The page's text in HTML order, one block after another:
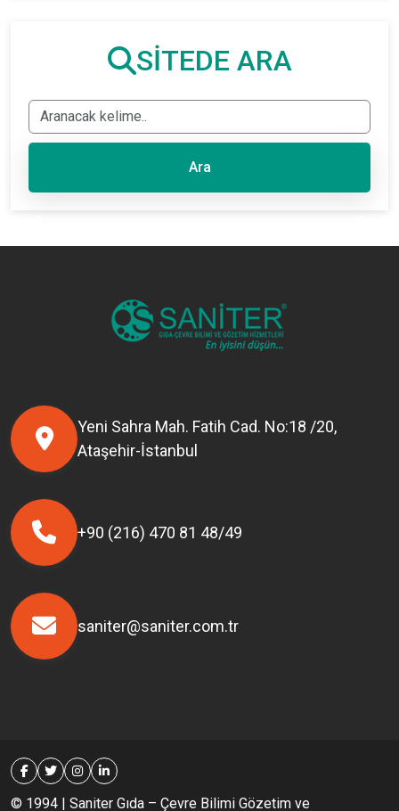
SİTEDE ARA
Ara
Yeni Sahra Mah. Fatih Cad. No:18 /20,
Ataşehir-İstanbul
+90 (216) 470 81 48/49
saniter@saniter.com.tr
© 1994 | Saniter Gıda – Çevre Bilimi Gözetim ve